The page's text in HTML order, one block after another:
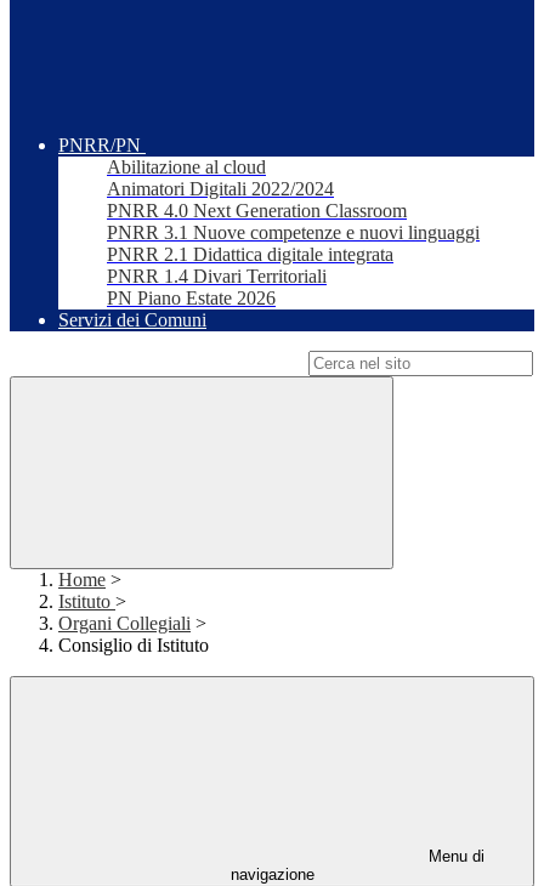
PNRR/PN
Abilitazione al cloud
Animatori Digitali 2022/2024
PNRR 4.0 Next Generation Classroom
PNRR 3.1 Nuove competenze e nuovi linguaggi
PNRR 2.1 Didattica digitale integrata
PNRR 1.4 Divari Territoriali
PN Piano Estate 2026
Servizi dei Comuni
Home >
Istituto >
Organi Collegiali >
Consiglio di Istituto
Menu di
navigazione